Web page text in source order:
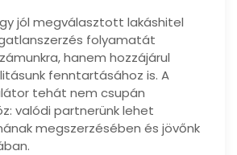
jól megválasztott lakáshitel
folyamatát
hanem hozzájárul
fenntartásához is. A
tehát nem csupán
valódi partnerünk lehet
megszerzésében és jövőnk